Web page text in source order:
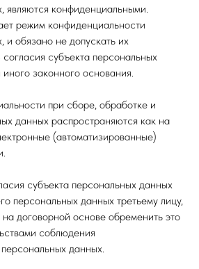
являются конфиденциальными.
режим конфиденциальности
и обязано не допускать их
субъекта персональных
законного основания.
при сборе, обработке и
данных распространяются как на
(автоматизированные)
субъекта персональных данных
персональных данных третьему лицу,
договорной основе обременить это
соблюдения
данных.